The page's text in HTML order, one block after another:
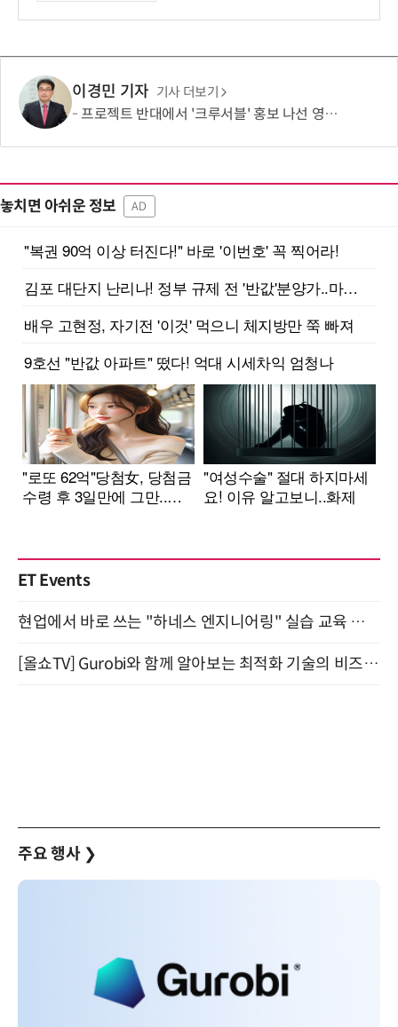
이경민 기자 기사 더보기
프로젝트 반대에서 '크루서블' 홍보 나선 영풍·MBK, '말바꾸기' 이어 '주주권' 논란
놓치면 아쉬운 정보 AD
ET Events
현업에서 바로 쓰는 "하네스 엔지니어링" 실습 교육 워크숍 8월 20일 개최
[올쇼TV] Gurobi와 함께 알아보는 최적화 기술의 비즈니스 활용 (8월 20일 생방송)
주요 행사 ❯